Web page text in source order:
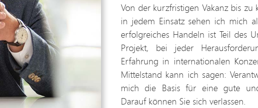
Von der kurzfristigen Vakanz bis zu
in jedem Einsatz sehen ich mich
erfolgreiches Handeln ist Teil des
Projekt, bei jeder
Erfahrung in internationalen
Mittelstand kann ich sagen:
mich die Basis für eine gute
Darauf können Sie sich verlassen.